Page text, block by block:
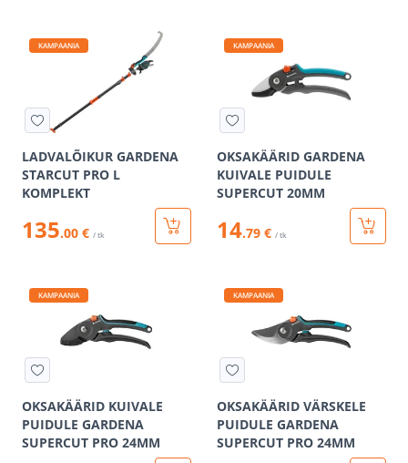
KAMPAANIA
LADVALÕIKUR GARDENA
STARCUT PRO L
KOMPLEKT
135.00 € / tk
KAMPAANIA
OKSAKÄÄRID GARDENA
KUIVALE PUIDULE
SUPERCUT 20MM
14.79 € / tk
KAMPAANIA
OKSAKÄÄRID KUIVALE
PUIDULE GARDENA
SUPERCUT PRO 24MM
KAMPAANIA
OKSAKÄÄRID VÄRSKELE
PUIDULE GARDENA
SUPERCUT PRO 24MM